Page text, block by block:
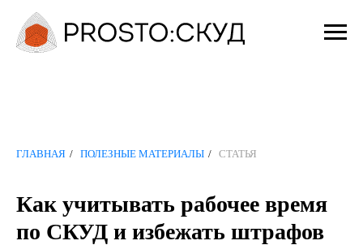
ГЛАВНАЯ / ПОЛЕЗНЫЕ МАТЕРИАЛЫ / СТАТЬЯ
Как учитывать рабочее время
по СКУД и избежать штрафов